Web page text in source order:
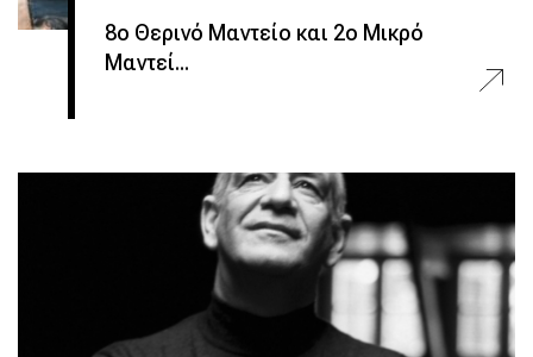
8ο Θερινό Μαντείο και 2ο Μικρό
Μαντεί...